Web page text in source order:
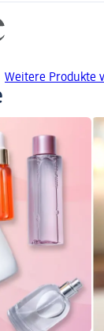
Weitere Produkte